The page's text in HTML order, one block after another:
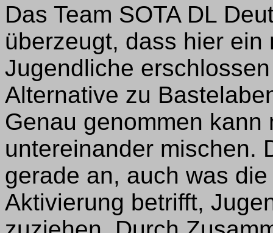
Das Team SOTA DL
überzeugt, dass hier
Jugendliche
Alternative zu
Genau genommen kann
untereinander mischen.
gerade an, auch was
Aktivierung betrifft,